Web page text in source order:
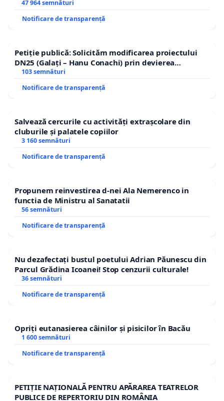
47 964 semnături
Notificare de transparență
Petiție publică: Solicităm modificarea proiectului
DN25 (Galați – Hanu Conachi) prin devierea
traseului în afara localităților!
103 semnături
Notificare de transparență
Salvează cercurile cu activități extrașcolare din
cluburile și palatele copiilor
3 160 semnături
Notificare de transparență
Propunem reinvestirea d-nei Ala Nemerenco in
functia de Ministru al Sanatatii
56 semnături
Notificare de transparență
Nu dezafectați bustul poetului Adrian Păunescu din
Parcul Grădina Icoanei! Stop cenzurii culturale!
36 semnături
Notificare de transparență
Opriți eutanasierea câinilor și pisicilor în Bacău
1 600 semnături
Notificare de transparență
PETIȚIE NAȚIONALĂ PENTRU APĂRAREA TEATRELOR
PUBLICE DE REPERTORIU DIN ROMÂNIA